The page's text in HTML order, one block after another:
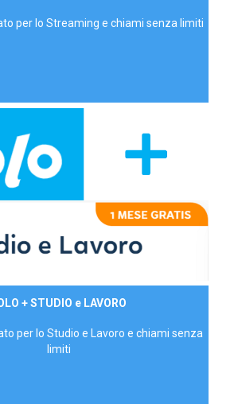
per lo Streaming e chiami senza limiti
+ STUDIO e LAVORO
per lo Studio e Lavoro e chiami senza
limiti